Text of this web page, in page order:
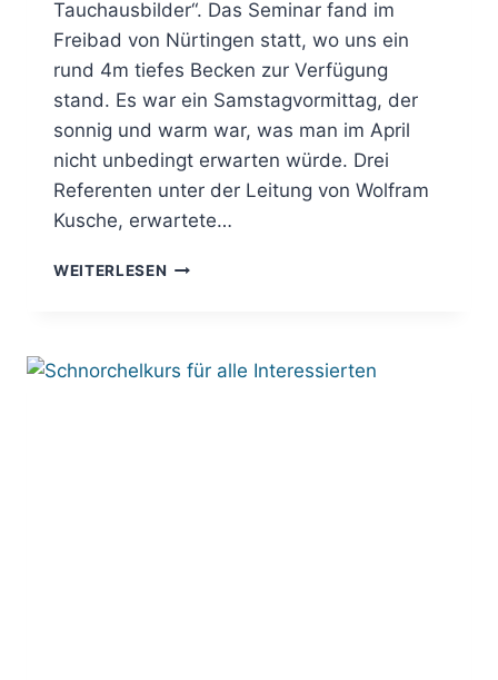
Tauchausbilder“. Das Seminar fand im
Freibad von Nürtingen statt, wo uns ein
rund 4m tiefes Becken zur Verfügung
stand. Es war ein Samstagvormittag, der
sonnig und warm war, was man im April
nicht unbedingt erwarten würde. Drei
Referenten unter der Leitung von Wolfram
Kusche, erwartete…
WEITERLESEN VOM